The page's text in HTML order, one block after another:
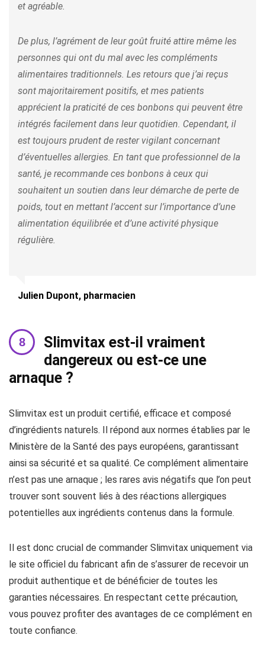
et agréable.
De plus, l’agrément de leur goût fruité attire même les
personnes qui ont du mal avec les compléments
alimentaires traditionnels. Les retours que j’ai reçus
sont majoritairement positifs, et mes patients
apprécient la praticité de ces bonbons qui peuvent être
intégrés facilement dans leur quotidien. Cependant, il
est toujours prudent de rester vigilant concernant
d’éventuelles allergies. En tant que professionnel de la
santé, je recommande ces bonbons à ceux qui
souhaitent un soutien dans leur démarche de perte de
poids, tout en mettant l’accent sur l’importance d’une
alimentation équilibrée et d’une activité physique
régulière.
Julien Dupont, pharmacien
Slimvitax est-il vraiment
dangereux ou est-ce une
arnaque ?
Slimvitax est un produit certifié, efficace et composé
d’ingrédients naturels. Il répond aux normes établies par le
Ministère de la Santé des pays européens, garantissant
ainsi sa sécurité et sa qualité. Ce complément alimentaire
n’est pas une arnaque ; les rares avis négatifs que l’on peut
trouver sont souvent liés à des réactions allergiques
potentielles aux ingrédients contenus dans la formule.
Il est donc crucial de commander Slimvitax uniquement via
le site officiel du fabricant afin de s’assurer de recevoir un
produit authentique et de bénéficier de toutes les
garanties nécessaires. En respectant cette précaution,
vous pouvez profiter des avantages de ce complément en
toute confiance.